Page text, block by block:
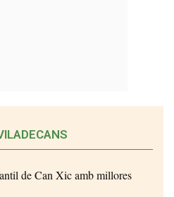
de Can Xic amb millores